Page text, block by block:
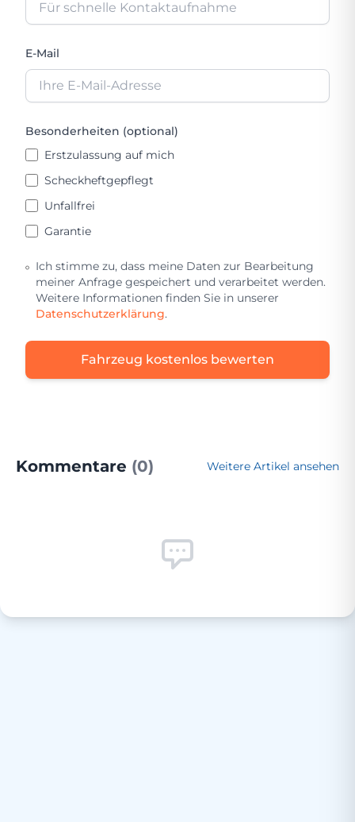
E-Mail
Besonderheiten (optional)
Erstzulassung auf mich
Scheckheftgepflegt
Unfallfrei
Garantie
Ich stimme zu, dass meine Daten zur Bearbeitung
meiner Anfrage gespeichert und verarbeitet werden.
Weitere Informationen finden Sie in unserer
Datenschutzerklärung.
Fahrzeug kostenlos bewerten
Kommentare (0) Weitere Artikel ansehen